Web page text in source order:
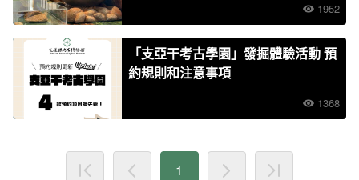
1952
「支亞干考古學園」發掘體驗活動 預
約規則和注意事項
1368
1